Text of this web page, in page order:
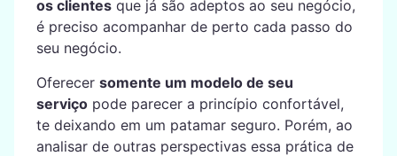
os clientesque já são adeptos ao seu negócio,
é preciso acompanhar de perto cada passo do
seu negócio.
Oferecer somente um modelo de seu
serviçopode parecer a princípio confortável,
te deixando em um patamar seguro. Porém, ao
analisar de outras perspectivas essa prática de